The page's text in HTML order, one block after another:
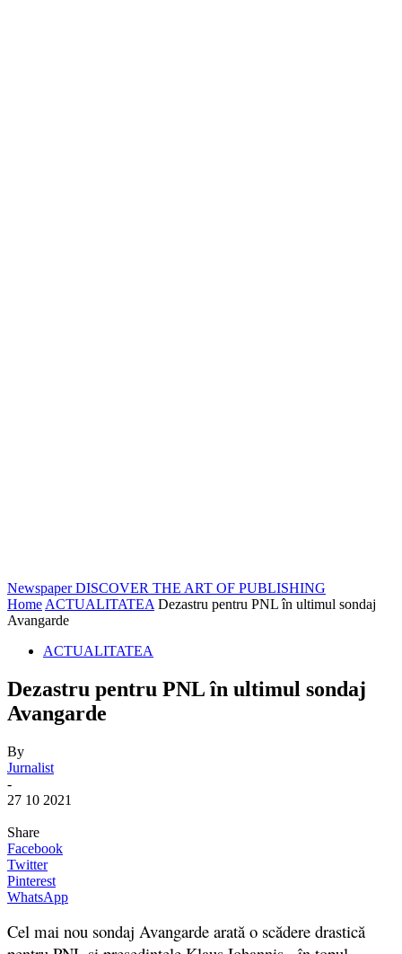
Newspaper DISCOVER THE ART OF PUBLISHING
Home ACTUALITATEA Dezastru pentru PNL în ultimul sondaj
Avangarde
ACTUALITATEA
Dezastru pentru PNL în ultimul sondaj
Avangarde
By
Jurnalist
-
27 10 2021
Share
Facebook
Twitter
Pinterest
WhatsApp
Cel mai nou sondaj Avangarde arată o scădere drastică